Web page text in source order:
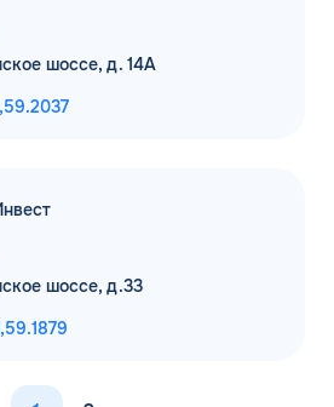
шоссе, д. 14А
59.2037
шоссе, д.33
59.1879